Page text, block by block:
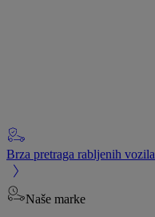
Brza pretraga rabljenih vozila
Naše marke